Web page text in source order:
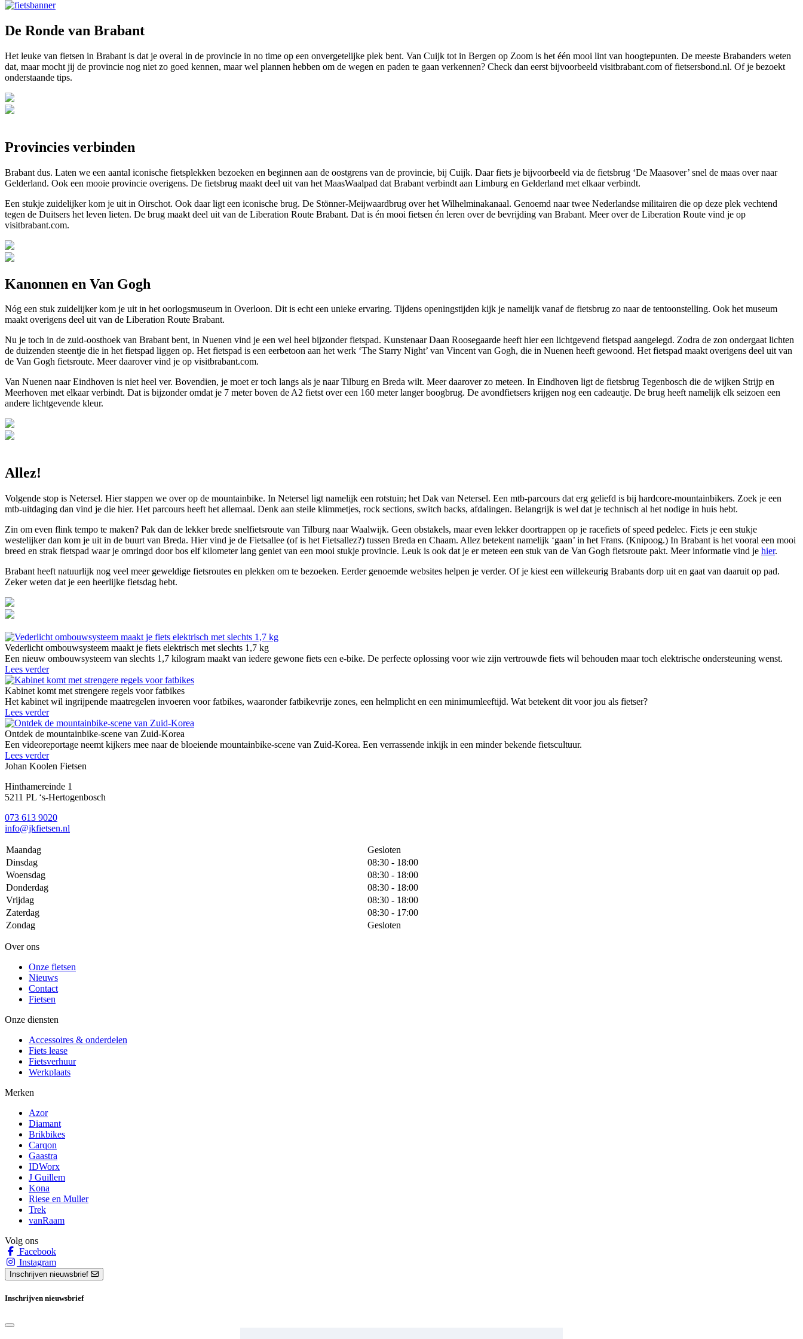
De Ronde van Brabant
Het leuke van fietsen in Brabant is dat je overal in de provincie in no time op een onvergetelijke plek bent. Van Cuijk tot in Bergen op Zoom is het één mooi lint van hoogtepunten. De meeste Brabanders weten
dat, maar mocht jij de provincie nog niet zo goed kennen, maar wel plannen hebben om de wegen en paden te gaan verkennen? Check dan eerst bijvoorbeeld visitbrabant.com of fietsersbond.nl. Of je bezoekt
onderstaande tips.
Provincies verbinden
Brabant dus. Laten we een aantal iconische fietsplekken bezoeken en beginnen aan de oostgrens van de provincie, bij Cuijk. Daar fiets je bijvoorbeeld via de fietsbrug ‘De Maasover’ snel de maas over naar
Gelderland. Ook een mooie provincie overigens. De fietsbrug maakt deel uit van het MaasWaalpad dat Brabant verbindt aan Limburg en Gelderland met elkaar verbindt.
Een stukje zuidelijker kom je uit in Oirschot. Ook daar ligt een iconische brug. De Stönner-Meijwaardbrug over het Wilhelminakanaal. Genoemd naar twee Nederlandse militairen die op deze plek vechtend
tegen de Duitsers het leven lieten. De brug maakt deel uit van de Liberation Route Brabant. Dat is én mooi fietsen én leren over de bevrijding van Brabant. Meer over de Liberation Route vind je op
visitbrabant.com.
Kanonnen en Van Gogh
Nóg een stuk zuidelijker kom je uit in het oorlogsmuseum in Overloon. Dit is echt een unieke ervaring. Tijdens openingstijden kijk je namelijk vanaf de fietsbrug zo naar de tentoonstelling. Ook het museum
maakt overigens deel uit van de Liberation Route Brabant.
Nu je toch in de zuid-oosthoek van Brabant bent, in Nuenen vind je een wel heel bijzonder fietspad. Kunstenaar Daan Roosegaarde heeft hier een lichtgevend fietspad aangelegd. Zodra de zon ondergaat lichten
de duizenden steentje die in het fietspad liggen op. Het fietspad is een eerbetoon aan het werk ‘The Starry Night’ van Vincent van Gogh, die in Nuenen heeft gewoond. Het fietspad maakt overigens deel uit van
de Van Gogh fietsroute. Meer daarover vind je op visitbrabant.com.
Van Nuenen naar Eindhoven is niet heel ver. Bovendien, je moet er toch langs als je naar Tilburg en Breda wilt. Meer daarover zo meteen. In Eindhoven ligt de fietsbrug Tegenbosch die de wijken Strijp en
Meerhoven met elkaar verbindt. Dat is bijzonder omdat je 7 meter boven de A2 fietst over een 160 meter langer boogbrug. De avondfietsers krijgen nog een cadeautje. De brug heeft namelijk elk seizoen een
andere lichtgevende kleur.
Allez!
Volgende stop is Netersel. Hier stappen we over op de mountainbike. In Netersel ligt namelijk een rotstuin; het Dak van Netersel. Een mtb-parcours dat erg geliefd is bij hardcore-mountainbikers. Zoek je een
mtb-uitdaging dan vind je die hier. Het parcours heeft het allemaal. Denk aan steile klimmetjes, rock sections, switch backs, afdalingen. Belangrijk is wel dat je technisch al het nodige in huis hebt.
Zin om even flink tempo te maken? Pak dan de lekker brede snelfietsroute van Tilburg naar Waalwijk. Geen obstakels, maar even lekker doortrappen op je racefiets of speed pedelec. Fiets je een stukje
westelijker dan kom je uit in de buurt van Breda. Hier vind je de Fietsallee (of is het Fietsallez?) tussen Breda en Chaam. Allez betekent namelijk ‘gaan’ in het Frans. (Knipoog.) In Brabant is het vooral een mooi
breed en strak fietspad waar je omringd door bos elf kilometer lang geniet van een mooi stukje provincie. Leuk is ook dat je er meteen een stuk van de Van Gogh fietsroute pakt. Meer informatie vind je hier.
Brabant heeft natuurlijk nog veel meer geweldige fietsroutes en plekken om te bezoeken. Eerder genoemde websites helpen je verder. Of je kiest een willekeurig Brabants dorp uit en gaat van daaruit op pad.
Zeker weten dat je een heerlijke fietsdag hebt.
Vederlicht ombouwsysteem maakt je fiets elektrisch met slechts 1,7 kg
Een nieuw ombouwsysteem van slechts 1,7 kilogram maakt van iedere gewone fiets een e-bike. De perfecte oplossing voor wie zijn vertrouwde fiets wil behouden maar toch elektrische ondersteuning wenst.
Lees verder
Kabinet komt met strengere regels voor fatbikes
Het kabinet wil ingrijpende maatregelen invoeren voor fatbikes, waaronder fatbikevrije zones, een helmplicht en een minimumleeftijd. Wat betekent dit voor jou als fietser?
Lees verder
Ontdek de mountainbike-scene van Zuid-Korea
Een videoreportage neemt kijkers mee naar de bloeiende mountainbike-scene van Zuid-Korea. Een verrassende inkijk in een minder bekende fietscultuur.
Lees verder
Johan Koolen Fietsen
Hinthamereinde 1
5211 PL ‘s-Hertogenbosch
073 613 9020
info@jkfietsen.nl
Maandag
Gesloten
Dinsdag
08:30 - 18:00
Woensdag
08:30 - 18:00
Donderdag
08:30 - 18:00
Vrijdag
08:30 - 18:00
Zaterdag
08:30 - 17:00
Zondag
Gesloten
Over ons
Onze fietsen
Nieuws
Contact
Fietsen
Onze diensten
Accessoires & onderdelen
Fiets lease
Fietsverhuur
Werkplaats
Merken
Azor
Diamant
Brikbikes
Carqon
Gaastra
IDWorx
J Guillem
Kona
Riese en Muller
Trek
vanRaam
Volg ons
Facebook
Instagram
Inschrijven nieuwsbrief
Inschrijven nieuwsbrief